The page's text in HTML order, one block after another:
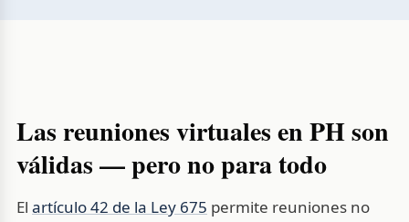
Las reuniones virtuales en PH son
válidas — pero no para todo
El artículo 42 de la Ley 675 permite reuniones no